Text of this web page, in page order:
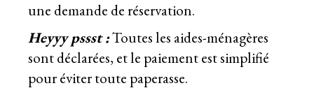
une demande de réservation.
Heyyy pssst :Toutes les aides-ménagères
sont déclarées, et le paiement est simplifié
pour éviter toute paperasse.